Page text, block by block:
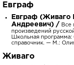
Евграф
Евграф (Живаго
Андреевич) / Все
произведений
Школьная программа:
справочник. — М.:
Живаго